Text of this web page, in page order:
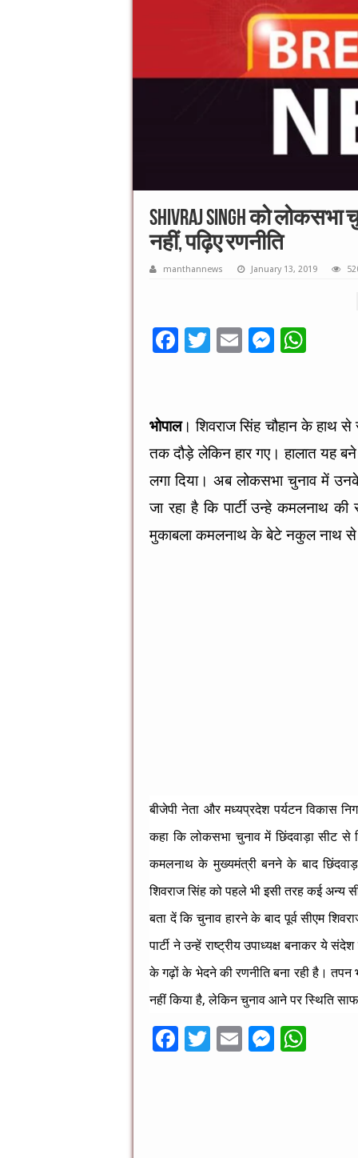
SHIVRAJ SINGH को
नहीं, पढ़िए रणनीति
manthannews January 13, 2019
F
b
o
o
k
T
er
E
l
M
n
g
er
sA
p
p
भोपाल। शिवराज सिंह चौहान के हाथ से
तक दौड़े लेकिन हार गए। हालात यह बने
लगा दिया। अब लोकसभा चुनाव में
जा रहा है कि पार्टी उन्हे कमलनाथ
मुकाबला कमलनाथ के बेटे नकुल नाथ से
बीजेपी नेता और मध्यप्रदेश पर्यटन विकास
कहा कि लोकसभा चुनाव में छिंदवाड़ा सीट से
कमलनाथ के मुख्यमंत्री बनने के बाद
शिवराज सिंह को पहले भी इसी तरह कई अन्य
बता दें कि चुनाव हारने के बाद पूर्व सीएम
पार्टी ने उन्हें राष्ट्रीय उपाध्यक्ष बनाकर ये
के गढ़ों के भेदने की रणनीति बना रही है। तपन
नहीं किया है, लेकिन चुनाव आने पर स्थिति
F
T
E
M